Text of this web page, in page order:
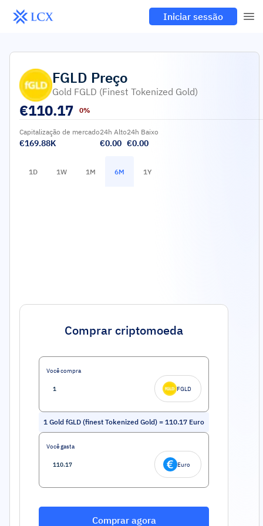
Iniciar sessão
FGLD Preço
Gold FGLD (finest Tokenized Gold)
€110.17 0%
Capitalização de mercado
€169.88K
24h Alto
€0.00
24h Baixo
€0.00
1D 1W 1M 6M 1Y
Comprar criptomoeda
Você compra
FGLD
1 Gold fGLD (finest Tokenized Gold) = 110.17 Euro
Você gasta
Euro
Comprar agora